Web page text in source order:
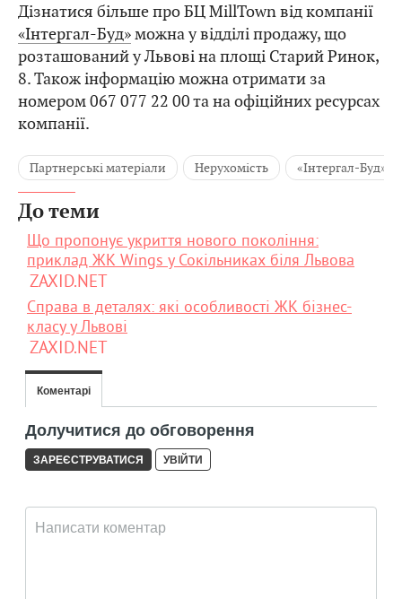
Дізнатися більше про БЦ MillTown від компанії
«Інтергал-Буд»можна у відділі продажу, що
розташований у Львові на площі Старий Ринок,
8. Також інформацію можна отримати за
номером 067 077 22 00 та на офіційних ресурсах
компанії.
Партнерські матеріали Нерухомість «Інтергал-Буд»
До теми
Що пропонує укриття нового покоління:
приклад ЖК Wings у Сокільниках біля Львова
ZAXID.NET
Справа в деталях: які особливості ЖК бізнес-
класу у Львові
ZAXID.NET